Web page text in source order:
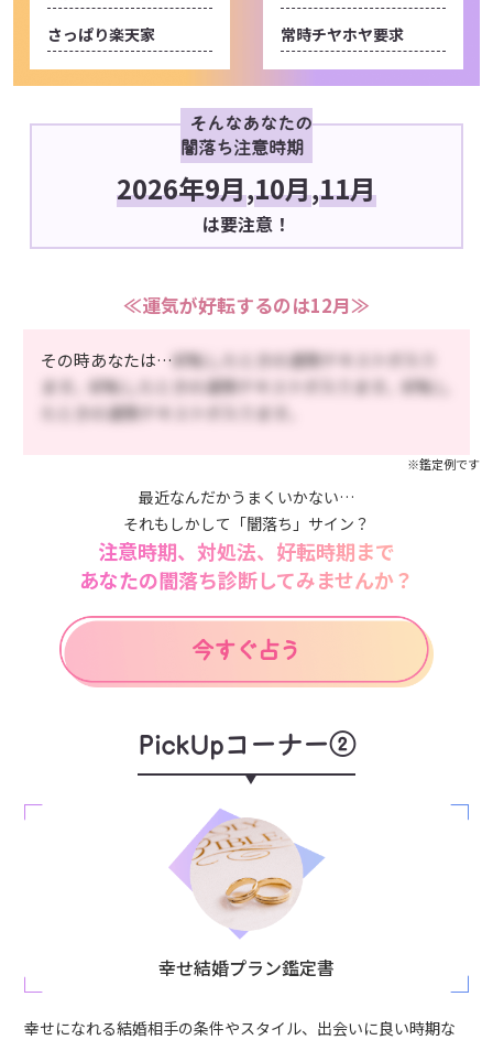
さっぱり楽天家
常時チヤホヤ要求
そんなあなたの
闇落ち注意時期
2026年9月,10月,11月
は要注意！
≪運気が好転するのは12月≫
その時あなたは…好転したときの運勢テキストが入り
ます。好転したときの運勢テキストが入ります。好転し
たときの運勢テキストが入ります。
※鑑定例です
最近なんだかうまくいかない…
それもしかして「闇落ち」サイン？
注意時期、対処法、好転時期まで
あなたの闇落ち診断してみませんか？
PickUpコーナー②
幸せ結婚プラン鑑定書
幸せになれる結婚相手の条件やスタイル、出会いに良い時期な